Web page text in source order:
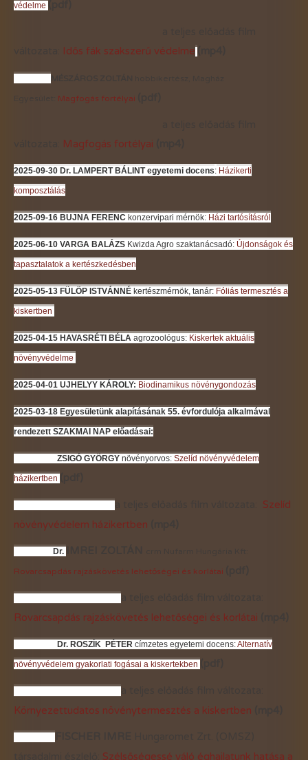
védelme
Idős fák szakszerű védelme
Magfogás fortélyai
Magfogás fortélyai
2025-09-30 Dr. LAMPERT BÁLINT egyetemi docens: Házikerti
komposztálás
2025-09-16 BUJNA FERENC konzervipari mérnök: Házi tartósításról
2025-06-10 VARGA BALÁZS Kwizda Agro szaktanácsadó: Újdonságok és
tapasztalatok a kertészkedésben
2025-05-13 FÜLÖP ISTVÁNNÉ kertészmérnök, tanár: Fóliás termesztés a
kiskertben
2025-04-15 HAVASRÉTI BÉLA agrozoológus: Kiskertek aktuális
növényvédelme
2025-04-01 UJHELYY KÁROLY: Biodinamikus növénygondozás
2025-03-18 Egyesületünk alapításának 55. évfordulója alkalmával
rendezett SZAKMAI NAP előadásai:
ZSIGÓ GYÖRGY növényorvos: Szelíd növényvédelem
házikertben
Szelíd
növényvédelem házikertben
Dr.
Rovarcsapdás rajzáskövetés lehetőségei és korlátai
Rovarcsapdás rajzáskövetés lehetőségei és korlátai
Dr. ROSZÍK PÉTER címzetes egyetemi docens:Alternatív
növényvédelem gyakorlati fogásai a kiskertekben
Környezettudatos növénytermesztés a kiskertben
Szélsőségessé váló éghajlatunk hatása a